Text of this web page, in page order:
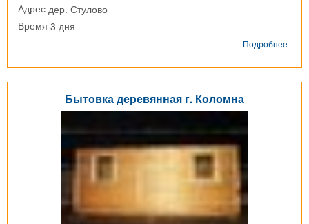
Адрес дер. Стулово
Время 3 дня
Подробнее
Бытовка деревянная г. Коломна